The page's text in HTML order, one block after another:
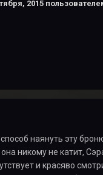
2015
способ наянуть эту
никому не катит,
и красяво